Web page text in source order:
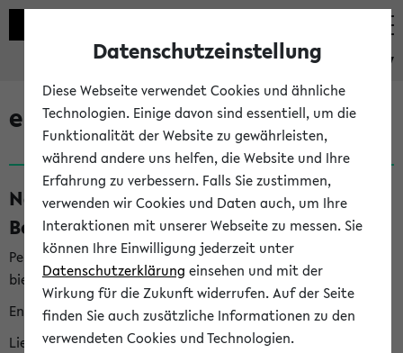
eKVV
eKVV News
Nachhaltigkeitspreis 2026:
Bewerbungsphase gestartet (06.08.26)
Per E-Mail eingestellt von nachhaltigkeitsbuero@uni-
bielefeld.de an den Verteiler 'Alle Studierenden':
English version below
Liebe Studierende,
Datenschutzeinstellung
Diese Webseite verwendet Cookies und ähnliche
Technologien. Einige davon sind essentiell, um die
Funktionalität der Website zu gewährleisten,
während andere uns helfen, die Website und Ihre
Erfahrung zu verbessern. Falls Sie zustimmen,
verwenden wir Cookies und Daten auch, um Ihre
Interaktionen mit unserer Webseite zu messen. Sie
können Ihre Einwilligung jederzeit unter
Datenschutzerklärung einsehen und mit der
Wirkung für die Zukunft widerrufen. Auf der Seite
finden Sie auch zusätzliche Informationen zu den
verwendeten Cookies und Technologien.